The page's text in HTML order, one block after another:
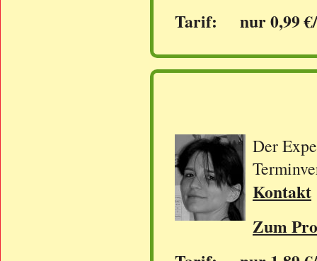
Tarif: nur 0,99
Der
Kontakt
Zum